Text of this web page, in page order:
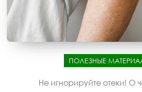
ПОЛЕЗНЫЕ
Не игнорируйте отеки! О